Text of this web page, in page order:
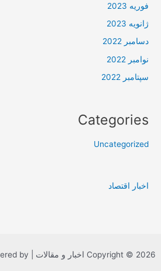
فوریه 2023
ژانویه 2023
دسامبر 2022
نوامبر 2022
سپتامبر 2022
Categories
Uncategorized
اخبار اقتصاد
Copyright © 2026 اخبار و مقالات | Powered by